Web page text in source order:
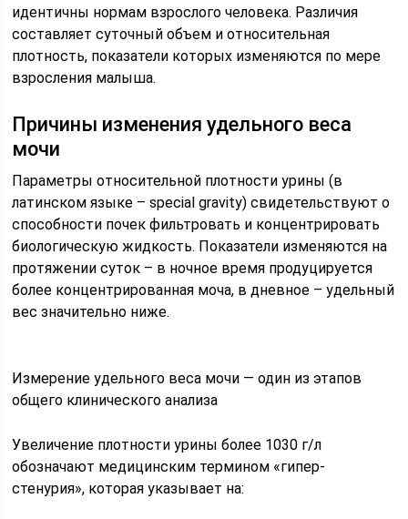
идентичны нормам взрослого человека. Различия
составляет суточный объем и относительная
плотность, показатели которых изменяются по мере
взросления малыша.
Причины изменения удельного веса
мочи
Параметры относительной плотности урины (в
латинском языке – special gravity) свидетельствуют о
способности почек фильтровать и концентрировать
биологическую жидкость. Показатели изменяются на
протяжении суток – в ночное время продуцируется
более концентрированная моча, в дневное – удельный
вес значительно ниже.
Измерение удельного веса мочи — один из этапов
общего клинического анализа
Увеличение плотности урины более 1030 г/л
обозначают медицинским термином «гипер-
стенурия», которая указывает на: